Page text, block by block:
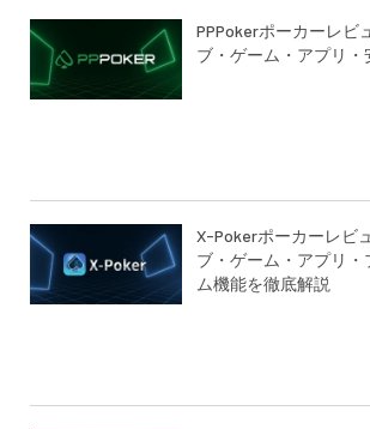
PPPokerポーカーレビ
ブ・ゲーム・アプリ・
X-Pokerポーカーレビ
ブ・ゲーム・アプリ
ム機能を徹底解説